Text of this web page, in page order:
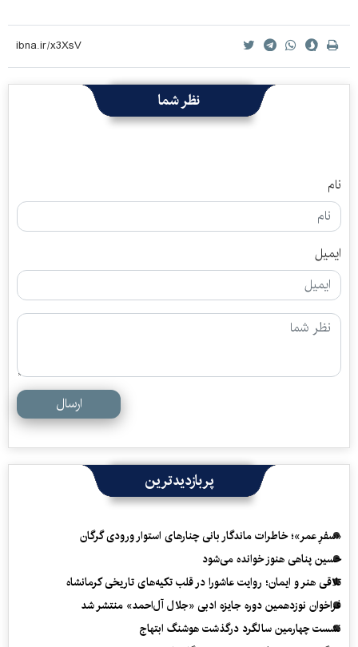
نظر شما
نام
ایمیل
ارسال
پربازدیدترین
«سفرِ عمر»؛ خاطرات ماندگار بانی چنارهای استوار ورودی گرگان
حسین پناهی هنوز خوانده می‌شود
تلاقی هنر و ایمان؛ روایت عاشورا در قلب تکیه‌های تاریخی کرمانشاه
فراخوان نوزدهمین دوره جایزه ادبی «جلال آل‌احمد» منتشر شد
نشست چهارمین سالگرد درگذشت هوشنگ ابتهاج